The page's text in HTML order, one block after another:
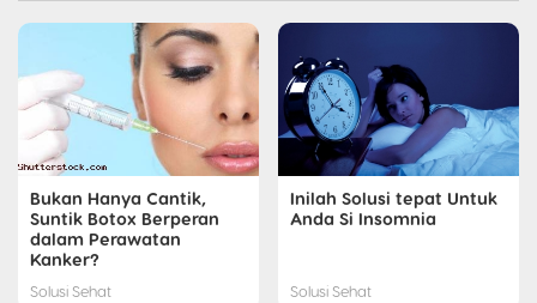
Bukan Hanya Cantik,
Suntik Botox Berperan
dalam Perawatan
Kanker?
Solusi Sehat
Inilah Solusi tepat Untuk
Anda Si Insomnia
Solusi Sehat